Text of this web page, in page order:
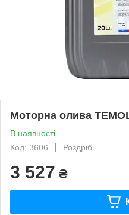
Моторна олива
В наявності
Код: 3606
Роздріб
3 527 ₴